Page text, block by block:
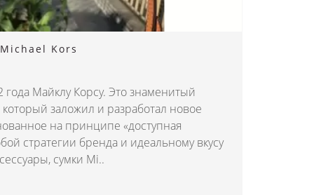
Kors
Майклу Корсу. Это знаменитый
заложил и разработал новое
на принципе «доступная
стратегии бренда и идеальному вкусу
сумки Mi..